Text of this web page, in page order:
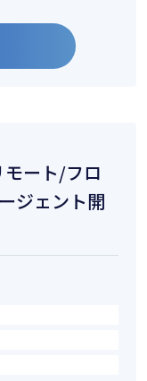
モート/フロ
ジェント開